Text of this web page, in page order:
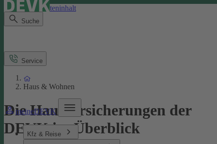
Direkt zum Seiteninhalt
Suche
meineDEVK
Kfz & Reise
Service
Haus & Wohnen
Die Hausversicherungen der
DEVK im Überblick